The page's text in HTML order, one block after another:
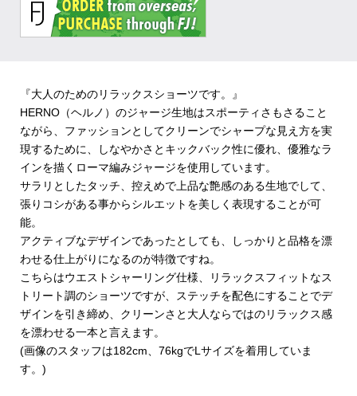
『大人のためのリラックスショーツです。』
HERNO（ヘルノ）のジャージ生地はスポーティさもさること
ながら、ファッションとしてクリーンでシャープな見え方を実
現するために、しなやかさとキックバック性に優れ、優雅なラ
インを描くローマ編みジャージを使用しています。
サラリとしたタッチ、控えめで上品な艶感のある生地でして、
張りコシがある事からシルエットを美しく表現することが可
能。
アクティブなデザインであったとしても、しっかりと品格を漂
わせる仕上がりになるのが特徴ですね。
こちらはウエストシャーリング仕様、リラックスフィットなス
トリート調のショーツですが、ステッチを配色にすることでデ
ザインを引き締め、クリーンさと大人ならではのリラックス感
を漂わせる一本と言えます。
(画像のスタッフは182cm、76kgでLサイズを着用していま
す。)